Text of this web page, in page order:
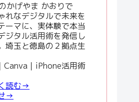
かげやま かおりで
れなデジタルで未来を
ーマに、実体験で本当
ジタル活用術を発信し
埼玉と徳島の２拠点生
Canva｜iPhone活用術
読む→
→